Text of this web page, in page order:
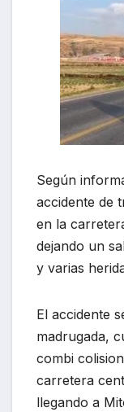
Según
accidente de
en la
dejando un
y varias
El accidente
madrugada,
combi
carretera
llegando a